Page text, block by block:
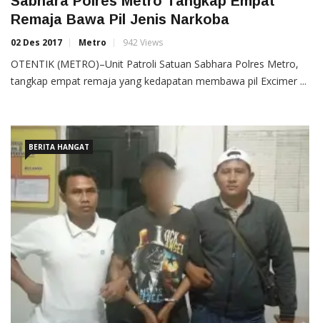
Remaja Bawa Pil Jenis Narkoba
02 Des 2017 Metro 942 Views
OTENTIK (METRO)–Unit Patroli Satuan Sabhara Polres Metro,
tangkap empat remaja yang kedapatan membawa pil Excimer ...
BERITA HANGAT